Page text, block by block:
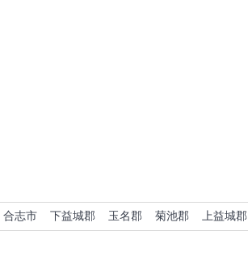
合志市 下益城郡 玉名郡 菊池郡 上益城郡